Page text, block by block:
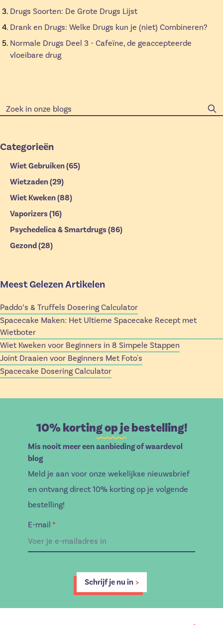
Drugs Soorten: De Grote Drugs Lijst
Drank en Drugs: Welke Drugs kun je (niet) Combineren?
Normale Drugs Deel 3 - Cafeïne, de geaccepteerde
vloeibare drug
Categorieën
Wiet Gebruiken(65)
Wietzaden(29)
Wiet Kweken(88)
Vaporizers (16)
Psychedelica & Smartdrugs (86)
Gezond(28)
Meest Gelezen Artikelen
Paddo’s & Truffels Dosering Calculator
Spacecake Maken: Het Ultieme Spacecake Recept met
Wietboter
Wiet Kweken voor Beginners in 8 Simpele Stappen
Joint Draaien voor Beginners Met Foto's
Spacecake Dosering Calculator
10% korting op je bestelling!
Mis nooit meer een aanbieding of waardevol
blog
Meld je aan voor onze wekelijkse nieuwsbrief
en ontvang direct 10% korting op je volgende
bestelling!
E-mail *
Schrijf je nu in >